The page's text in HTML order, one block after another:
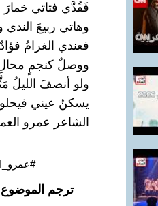
فَقُدَّي فتاتي
وهاتي ربيعَ الندي
فعندي الغرامُ
ووصلٌ كنجمٍ محالِ
ولو أنصفَ الليلُ
يسكنُ عيني فيحلو
الشاعر عمرو
ترجم